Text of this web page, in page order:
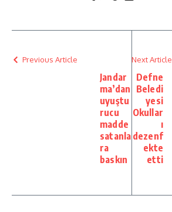
Previous Article
Jandar
ma’dan
uyuştu
rucu
madde
satanla
ra
baskın
Next Article
Defne
Beledi
yesi
Okullar
ı
dezenf
ekte
etti